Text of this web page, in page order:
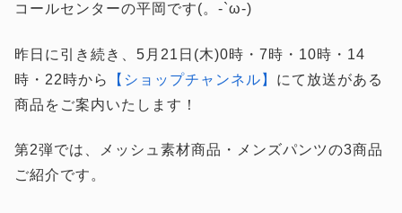
コールセンターの平岡です(。-`ω-)
昨日に引き続き、5月21日(木)0時・7時・10時・14
時・22時から
【ショップチャンネル】 にて放送がある
商品をご案内いたします！
第2弾では、メッシュ素材商品・メンズパンツの3商品
ご紹介です。